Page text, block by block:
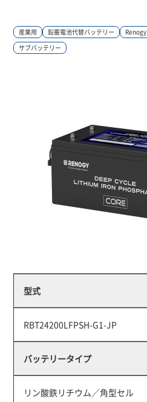
産業用 鉛蓄電池代替バッテリー Renogy
サブバッテリー
型式
RBT24200LFPSH-G1-JP
バッテリータイプ
リン酸鉄リチウム／角型セル